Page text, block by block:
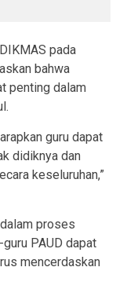
pada
bahwa
penting dalam
guru dapat
didiknya dan
keseluruhan,”
proses
PAUD dapat
mencerdaskan